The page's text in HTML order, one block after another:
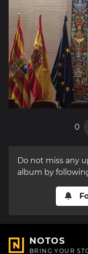
0
Do not miss any
album by
NOTOS
BRING YOUR